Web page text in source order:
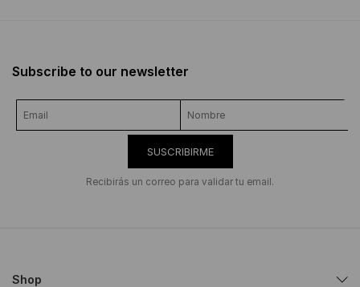
Subscribe to our newsletter
SUSCRIBIRME
Recibirás un correo para validar tu email.
Shop